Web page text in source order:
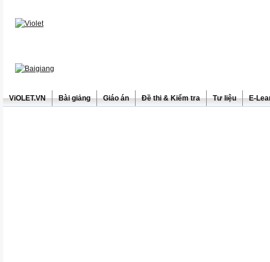
ViOLET.VN Bài giảng Giáo án Đề thi & Kiểm tra Tư liệu E-